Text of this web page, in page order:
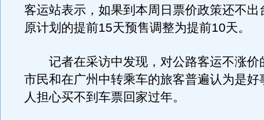
客运站表示，如果到本周日票价政策还不出
原计划的提前15天预售调整为提前10天。
记者在采访中发现，对公路客运不涨价
市民和在广州中转乘车的旅客普遍认为是好
人担心买不到车票回家过年。